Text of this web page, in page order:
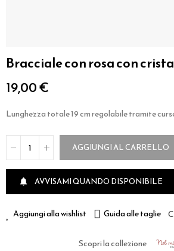
Bracciale con rosa con
19,00 €
Lunghezza totale 19 cm regolabile tramite
AGGIUNGI AL CARRELLO
 AVVISAMI QUANDO DISPONIBILE
Aggiungi alla wishlist Guida alle taglie
Scopri la collezione